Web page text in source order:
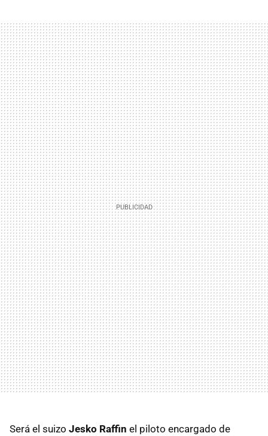
Será el suizo Jesko Raffin el piloto encargado de